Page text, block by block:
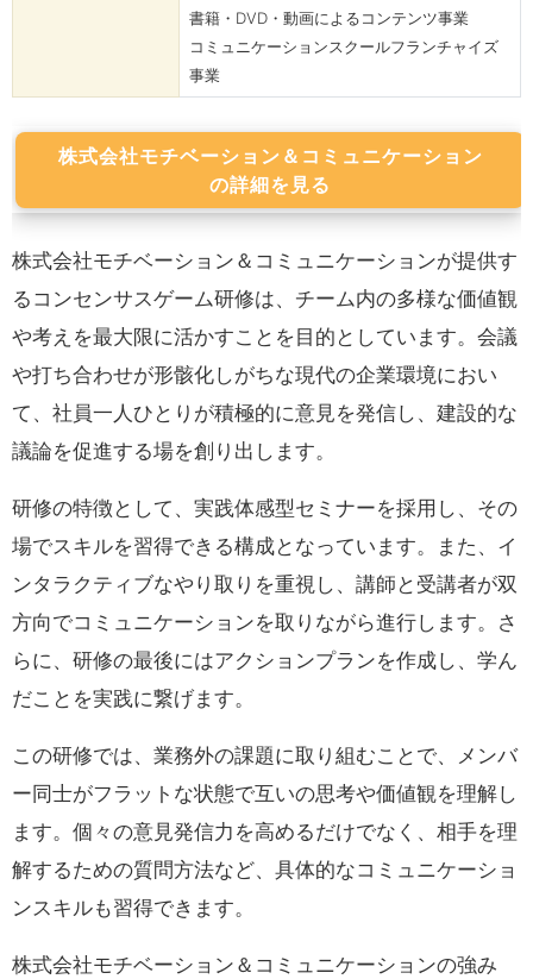
書籍・DVD・動画によるコンテンツ事業
コミュニケーションスクールフランチャイズ
事業
株式会社モチベーション＆コミュニケーション
の詳細を見る
株式会社モチベーション＆コミュニケーションが提供す
るコンセンサスゲーム研修は、チーム内の多様な価値観
や考えを最大限に活かすことを目的としています。会議
や打ち合わせが形骸化しがちな現代の企業環境におい
て、社員一人ひとりが積極的に意見を発信し、建設的な
議論を促進する場を創り出します。
研修の特徴として、実践体感型セミナーを採用し、その
場でスキルを習得できる構成となっています。また、イ
ンタラクティブなやり取りを重視し、講師と受講者が双
方向でコミュニケーションを取りながら進行します。さ
らに、研修の最後にはアクションプランを作成し、学ん
だことを実践に繋げます。
この研修では、業務外の課題に取り組むことで、メンバ
ー同士がフラットな状態で互いの思考や価値観を理解し
ます。個々の意見発信力を高めるだけでなく、相手を理
解するための質問方法など、具体的なコミュニケーショ
ンスキルも習得できます。
株式会社モチベーション＆コミュニケーションの強み